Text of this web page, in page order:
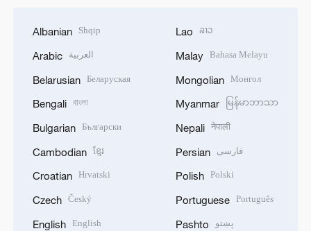
Albanian Shqip
Arabic العربية
Belarusian Беларуская
Bengali বাংলা
Bulgarian Български
Cambodian ខ្មែរ
Croatian Hrvatski
Czech Český
English English
Lao ລາວ
Malay Bahasa Melayu
Mongolian Монгол
Myanmar မြန်မာဘာသာ
Nepali नेपाली
Persian فارسی
Polish Polski
Portuguese Português
Pashto پښتو